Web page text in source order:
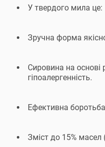
У твердого мила це:
Зручна форма
Сировина на основі
гіпоалергенність.
Ефективна
Зміст до 15% масел